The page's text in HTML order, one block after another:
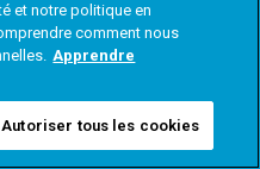
et notre politique en
comment nous
Apprendre
Autoriser tous les cookies